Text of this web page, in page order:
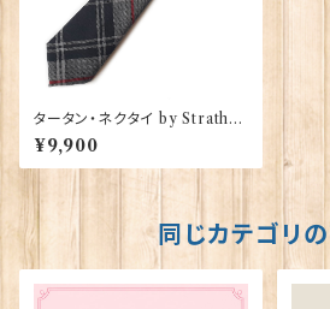
タータン・ネクタイ by Strathm
ore【Moffat】00092-099
¥9,900
同じカテゴリ